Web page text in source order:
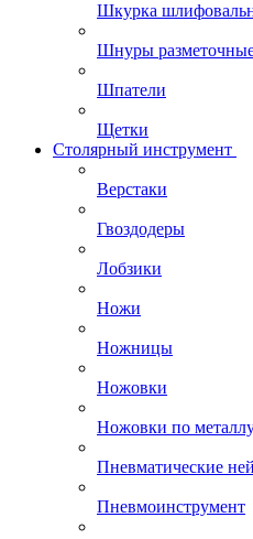
Шкурка
Шнуры
Шпатели
Щетки
Столярный инструмент
Верстаки
Гвоздодеры
Лобзики
Ножи
Ножницы
Ножовки
Ножовки по
Пневматические
Пневмоинструмент